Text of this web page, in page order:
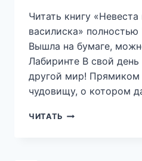
Читать книгу «Невеста
василиска» полностью
Вышла на бумаге,
Лабиринте В свой
другой мир! Прямиком
чудовищу, о котором
ЧИТАТЬ НЕВЕСТА